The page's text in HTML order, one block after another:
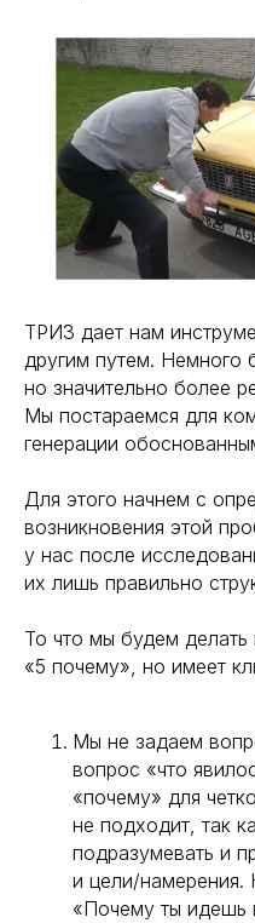
ТРИЗ дает нам
другим путем. Немного
но значительно более
Мы постараемся для
генерации
Для этого начнем с
возникновения этой
у нас после
их лишь правильно
То что мы будем
«5 почему», но имеет
Мы не задаем
вопрос «что
«почему» для
не подходит, так
подразумевать и
и цели/намерения.
«Почему ты идешь